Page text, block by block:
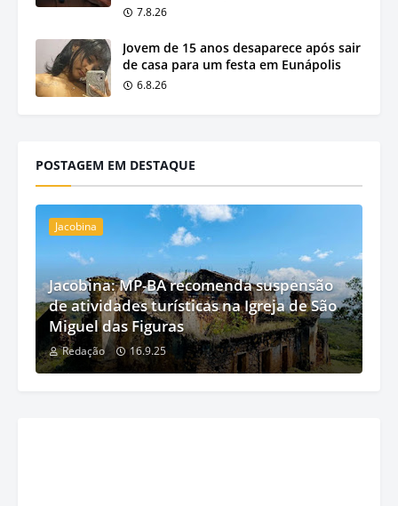
7.8.26
Jovem de 15 anos desaparece após sair
de casa para um festa em Eunápolis
6.8.26
POSTAGEM EM DESTAQUE
Jacobina
Jacobina: MP-BA recomenda suspensão
de atividades turísticas na Igreja de São
Miguel das Figuras
Redação 16.9.25